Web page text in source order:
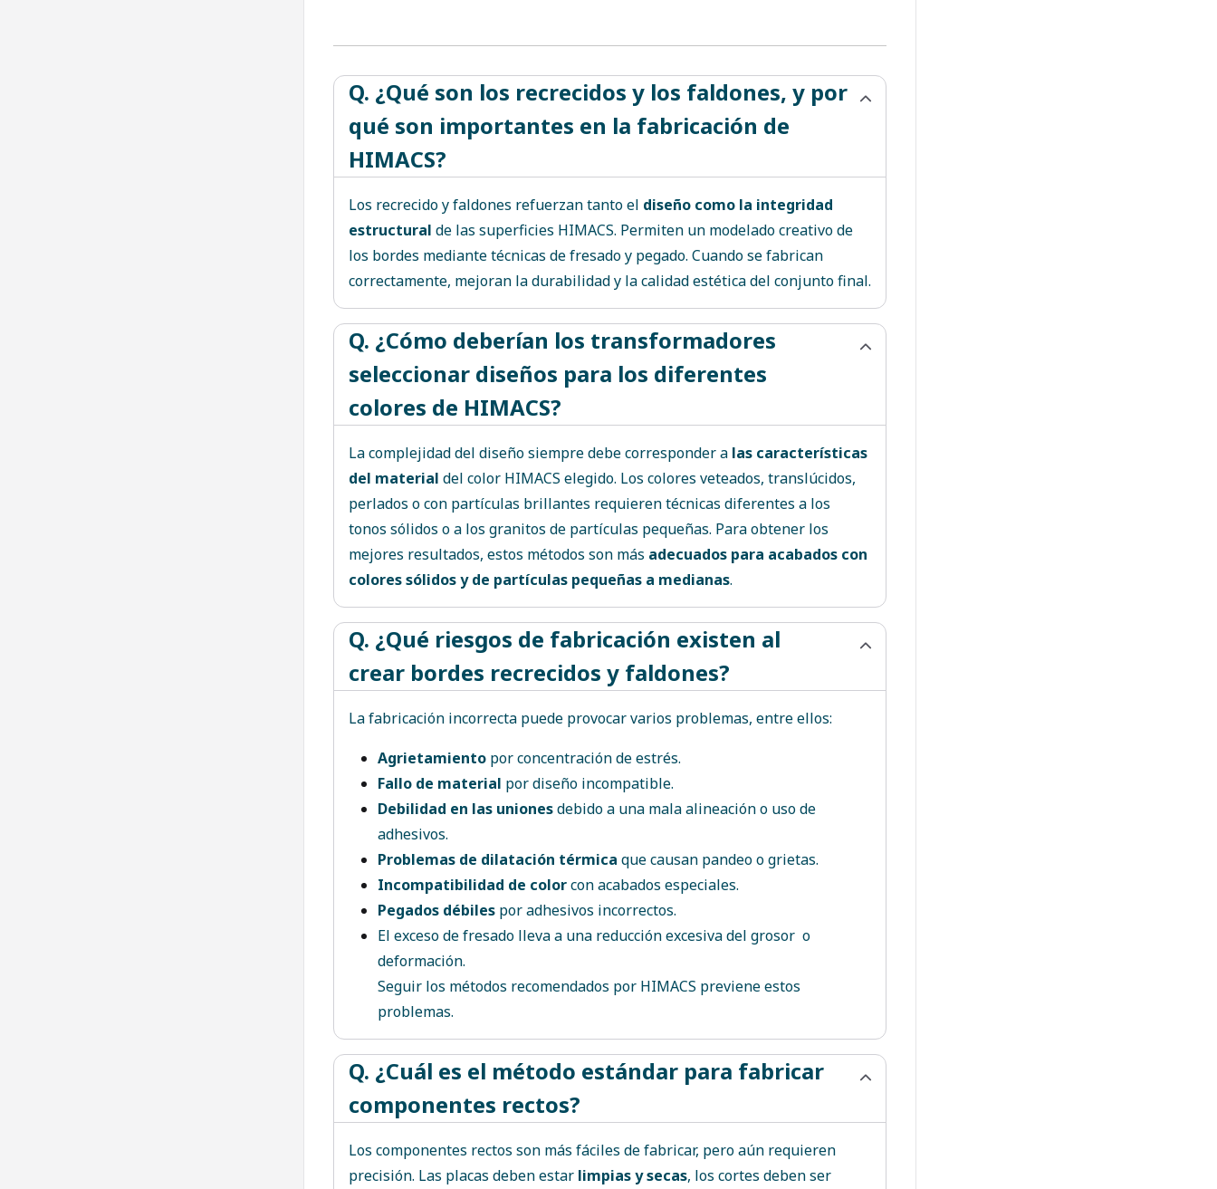
Q. ¿Qué son los recrecidos y los faldones, y por
qué son importantes en la fabricación de
HIMACS?
Los recrecido y faldones refuerzan tanto el diseño como la integridad
estructural de las superficies HIMACS. Permiten un modelado creativo de
los bordes mediante técnicas de fresado y pegado. Cuando se fabrican
correctamente, mejoran la durabilidad y la calidad estética del conjunto final.
Q. ¿Cómo deberían los transformadores
seleccionar diseños para los diferentes
colores de HIMACS?
La complejidad del diseño siempre debe corresponder a las características
del material del color HIMACS elegido. Los colores veteados, translúcidos,
perlados o con partículas brillantes requieren técnicas diferentes a los
tonos sólidos o a los granitos de partículas pequeñas. Para obtener los
mejores resultados, estos métodos son más adecuados para acabados con
colores sólidos y de partículas pequeñas a medianas.
Q. ¿Qué riesgos de fabricación existen al
crear bordes recrecidos y faldones?
La fabricación incorrecta puede provocar varios problemas, entre ellos:
Agrietamiento por concentración de estrés.
Fallo de material por diseño incompatible.
Debilidad en las unionesdebido a una mala alineación o uso de
adhesivos.
Problemas de dilatación térmica que causan pandeo o grietas.
Incompatibilidad de colorcon acabados especiales.
Pegados débiles por adhesivos incorrectos.
El exceso de fresado lleva a una reducción excesiva del grosor o
deformación.
Seguir los métodos recomendados por HIMACS previene estos
problemas.
Q. ¿Cuál es el método estándar para fabricar
componentes rectos?
Los componentes rectos son más fáciles de fabricar, pero aún requieren
precisión. Las placas deben estar limpias y secas, los cortes deben ser